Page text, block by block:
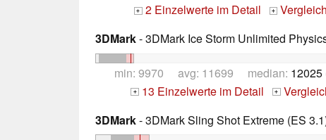
+ 2 Einzelwerte im Detail +
3DMark- 3DMark Ice Storm Unlimited
min: 9970 avg: 11699 median: 12025
+ 13 Einzelwerte im Detail +
3DMark- 3DMark Sling Shot Extreme (ES